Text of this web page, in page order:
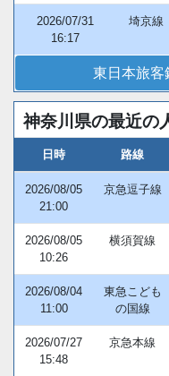
2026/07/31
16:17
埼京線
東日本旅客
神奈川県の最近の
日時 路線
2026/08/05
21:00
京急逗子線
2026/08/05
10:26
横須賀線
2026/08/04
11:00
東急こども
の国線
2026/07/27
15:48
京急本線